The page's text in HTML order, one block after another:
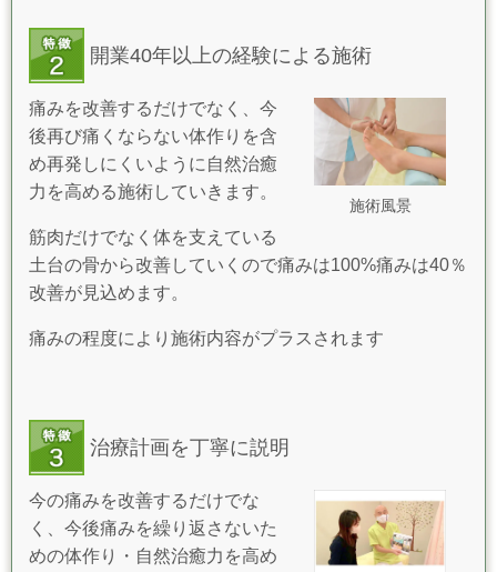
開業40年以上の経験による施術
施術風景
痛みを改善するだけでなく、今
後再び痛くならない体作りを含
め再発しにくいように自然治癒
力を高める施術していきます。
筋肉だけでなく体を支えている
土台の骨から改善していくので痛みは100%痛みは40％
改善が見込めます。
痛みの程度により施術内容がプラスされます
治療計画を丁寧に説明
今の痛みを改善するだけでな
く、今後痛みを繰り返さないた
めの体作り・自然治癒力を高め